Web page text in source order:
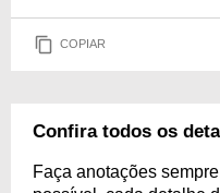
COPIAR
Confira todos os
Faça anotações